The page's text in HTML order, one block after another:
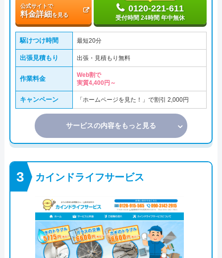
公式サイトで
料金詳細を見る
0120-221-611
受付時間 24時間 年中無休
駆けつけ時間 最短20分
出張見積もり 出張・見積もり無料
作業料金
Web割で
実質4,400円～
キャンペーン 「ホームページを見た！」で割引 2,000円
サービスの内容をもっと見る
カインドライフサービス